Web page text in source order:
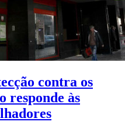
contra os
responde às